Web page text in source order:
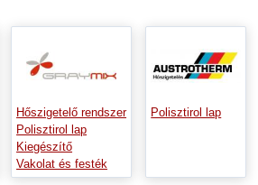
Hőszigetelő rendszer
Polisztirol lap
Kiegészítő
Vakolat és festék
Polisztirol lap